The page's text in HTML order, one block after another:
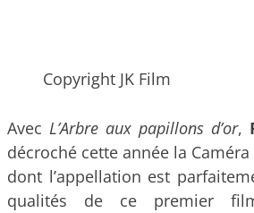
Copyright JK Film
Avec L’Arbre aux papillons d’or,
décroché cette année la Caméra
dont l’appellation est
qualités de ce premier